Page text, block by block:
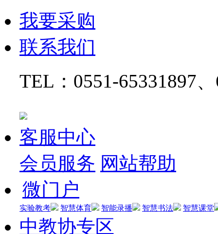
我要采购
联系我们
TEL： 0551-65331897
客服中心
会员服务 网站帮助
微门户
实验教考 智慧体育 智能录播 智慧书法 智慧课堂
中教协专区